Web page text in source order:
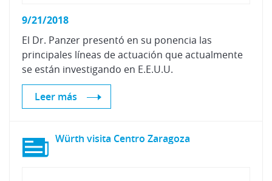
9/21/2018
El Dr. Panzer presentó en su ponencia las
principales líneas de actuación que actualmente
se están investigando en E.E.U.U.
Leer más
Würth visita Centro Zaragoza